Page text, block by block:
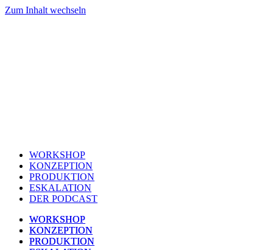
Zum Inhalt wechseln
WORKSHOP
KONZEPTION
PRODUKTION
ESKALATION
DER PODCAST
WORKSHOP
KONZEPTION
PRODUKTION
WORKSHOP
KONZEPTION
PRODUKTION